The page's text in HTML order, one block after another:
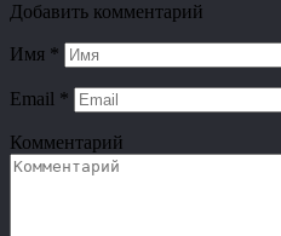
Добавить комментарий
Имя *
Email *
Комментарий